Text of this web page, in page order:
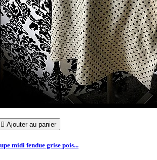
 Ajouter au panier
midi fendue grise pois...